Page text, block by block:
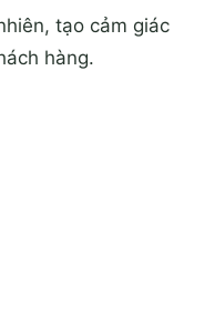
tạo cảm giác
hàng.